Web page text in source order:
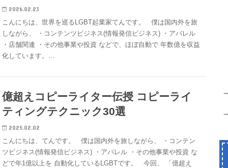
2026.02.23
こんにちは、世界を巡るLGBT起業家てんです。 僕は国内外を旅
しながら、 ・コンテンツビジネス(情報発信ビジネス) ・アパレル
・店舗関連 ・その他事業や投資 などで、ほぼ自動で 年数億を収益
化しています。…
億超えコピーライター伝授 コピーライ
ティングテクニック30選
2025.02.02
こんにちは、てんです。 僕は国内外を旅しながら、 ・コンテン
ツビジネス(情報発信ビジネス) ・アパレル ・その他事業や投資 な
どで年1億以上を 自動化しているLGBTです。 今回、 「億超え